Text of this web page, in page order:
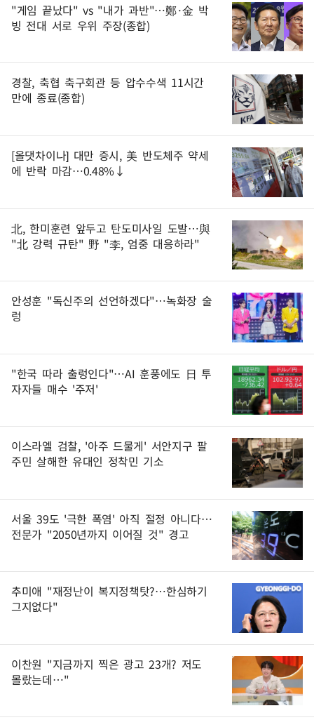
"게임 끝났다" vs "내가 과반"…鄭·金 박
빙 전대 서로 우위 주장(종합)
경찰, 축협 축구회관 등 압수수색 11시간
만에 종료(종합)
[올댓차이나] 대만 증시, 美 반도체주 약세
에 반락 마감…0.48%↓
北, 한미훈련 앞두고 탄도미사일 도발…與
"北 강력 규탄" 野 "李, 엄중 대응하라"
안성훈 "독신주의 선언하겠다"…녹화장 술
렁
"한국 따라 출렁인다"…AI 훈풍에도 日 투
자자들 매수 '주저'
이스라엘 검찰, '아주 드물게' 서안지구 팔
주민 살해한 유대인 정착민 기소
서울 39도 '극한 폭염' 아직 절정 아니다…
전문가 "2050년까지 이어질 것" 경고
추미애 "재정난이 복지정책탓?…한심하기
그지없다"
이찬원 "지금까지 찍은 광고 23개? 저도
몰랐는데…"